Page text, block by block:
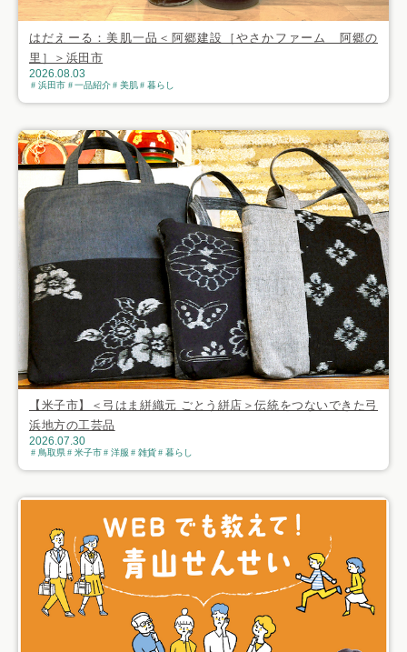
はだえーる：美肌一品＜阿郷建設［やさかファーム 阿郷の
里］＞浜田市
2026.08.03
浜田市 一品紹介 美肌 暮らし
【米子市】＜弓はま絣織元 ごとう絣店＞伝統をつないできた弓
浜地方の工芸品
2026.07.30
鳥取県 米子市 洋服 雑貨 暮らし